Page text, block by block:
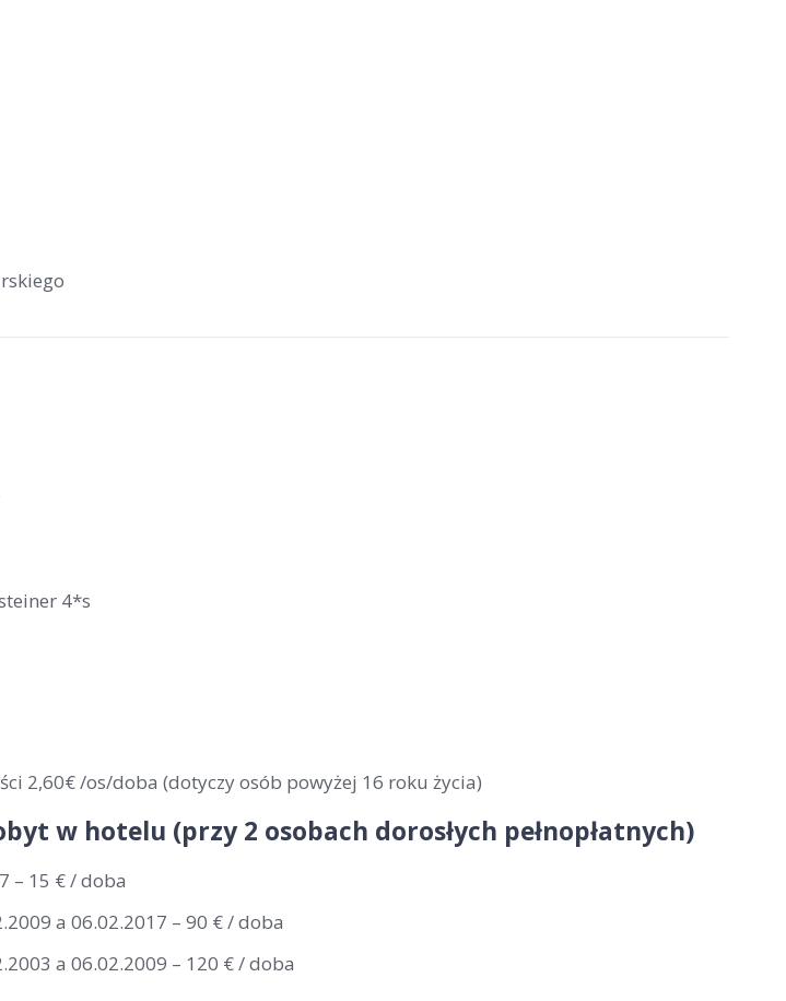
4*s
2,60€ /os/doba (dotyczy osób powyżej 16 roku życia)
w hotelu (przy 2 osobach dorosłych pełnopłatnych)
– 15 € / doba
a 06.02.2017 – 90 € / doba
a 06.02.2009 – 120 € / doba